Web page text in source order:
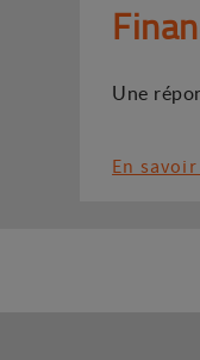
Une
En